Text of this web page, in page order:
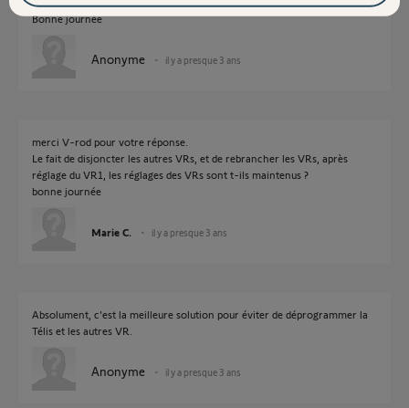
Bonne journée
Anonyme il y a presque 3 ans
merci V-rod pour votre réponse.
Le fait de disjoncter les autres VRs, et de rebrancher les VRs, après
réglage du VR1, les réglages des VRs sont t-ils maintenus ?
bonne journée
Marie C. il y a presque 3 ans
Absolument, c'est la meilleure solution pour éviter de déprogrammer la
Télis et les autres VR.
Anonyme il y a presque 3 ans